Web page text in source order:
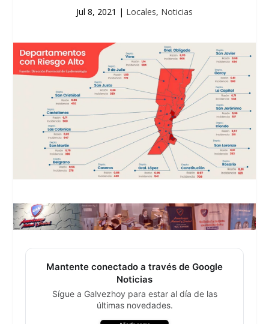
Jul 8, 2021 | Locales, Noticias
Mantente conectado a través de Google
Noticias
Sígue a Galvezhoy para estar al día de las
últimas novedades.